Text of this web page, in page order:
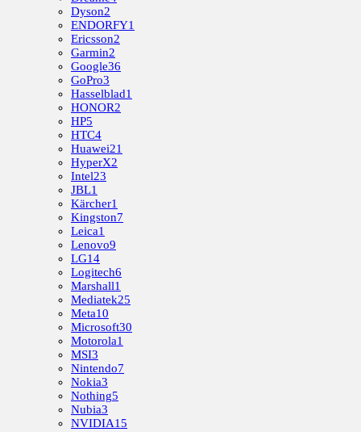
Dyson2
ENDORFY1
Ericsson2
Garmin2
Google36
GoPro3
Hasselblad1
HONOR2
HP5
HTC4
Huawei21
HyperX2
Intel23
JBL1
Kärcher1
Kingston7
Leica1
Lenovo9
LG14
Logitech6
Marshall1
Mediatek25
Meta10
Microsoft30
Motorola1
MSI3
Nintendo7
Nokia3
Nothing5
Nubia3
NVIDIA15